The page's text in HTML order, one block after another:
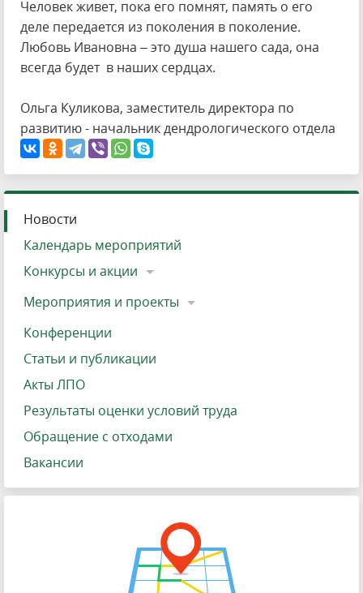
Человек живет, пока его помнят, память о его
деле передается из поколения в поколение.
Любовь Ивановна – это душа нашего сада, она
всегда будет в наших сердцах.
Ольга Куликова, заместитель директора по
развитию - начальник дендрологического отдела
Новости
Календарь мероприятий
Конкурсы и акции
Мероприятия и проекты
Конференции
Статьи и публикации
Акты ЛПО
Результаты оценки условий труда
Обращение с отходами
Вакансии